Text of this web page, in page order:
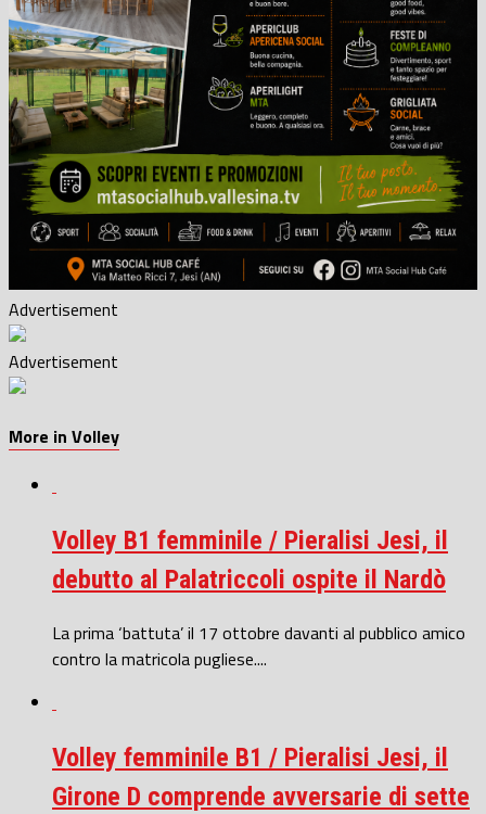
Advertisement
Advertisement
More in Volley
Volley B1 femminile / Pieralisi Jesi, il
debutto al Palatriccoli ospite il Nardò
La prima ‘battuta’ il 17 ottobre davanti al pubblico amico
contro la matricola pugliese....
Volley femminile B1 / Pieralisi Jesi, il
Girone D comprende avversarie di sette